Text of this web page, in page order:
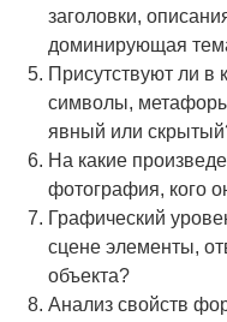
заголовки,
доминирующая
Присутствуют ли в
символы,
явный или
На какие
фотография, кого
Графический
сцене элементы,
объекта?
Анализ свойств